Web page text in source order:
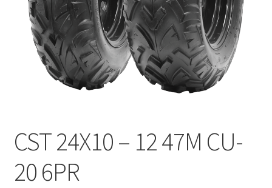
CST 24X10 – 12 47M CU-
20 6PR